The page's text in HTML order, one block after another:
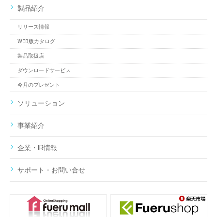
製品紹介
リリース情報
WEB版カタログ
製品取扱店
ダウンロードサービス
今月のプレゼント
ソリューション
事業紹介
企業・IR情報
サポート・お問い合せ